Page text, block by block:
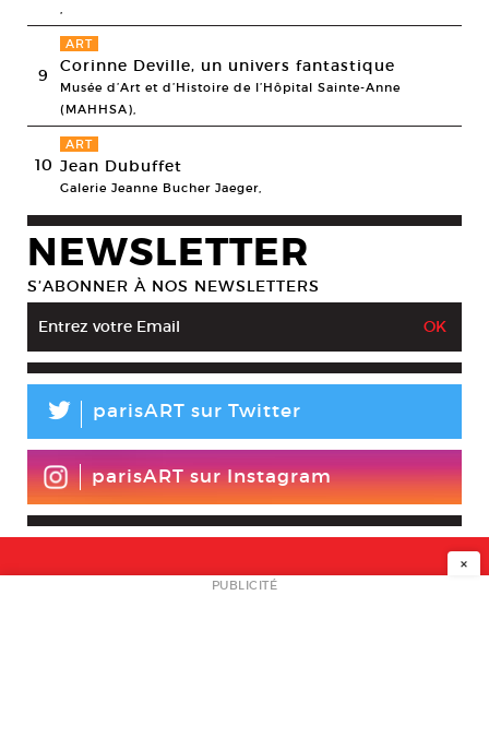
,
9
ART
Corinne Deville, un univers fantastique
Musée d’Art et d’Histoire de l’Hôpital Sainte-Anne
(MAHHSA),
10
ART
Jean Dubuffet
Galerie Jeanne Bucher Jaeger,
NEWSLETTER
S’ABONNER À NOS NEWSLETTERS
L parisART sur Twitter
parisART sur Instagram
NEWSLETTER
×
PUBLICITÉ